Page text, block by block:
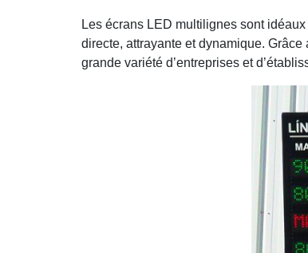
Les écrans LED multilignes sont
directe, attrayante et dynamique.
grande variété d’entreprises et